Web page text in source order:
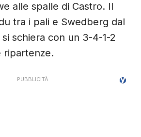
alle spalle di Castro. Il
tra i pali e Swedberg dal
schiera con un 3-4-1-2
ripartenze.